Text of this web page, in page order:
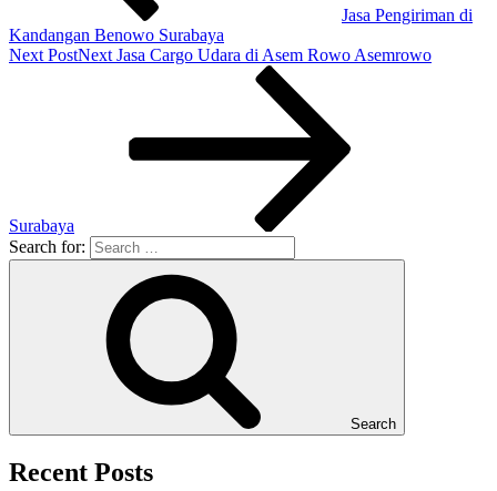
Jasa Pengiriman di
Kandangan Benowo Surabaya
Next PostNext Jasa Cargo Udara di Asem Rowo Asemrowo
Surabaya
Search for:
Search
Recent Posts